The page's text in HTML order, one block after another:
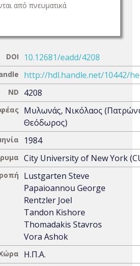
από πνευματικά
DOI 10.12681/eadd/4208
http://hdl.handle.net/10442/
ND 4208
Μυλωνάς, Νικόλαος
Θεόδωρος)
1984
City University of New York
Lustgarten Steve
Papaioannou George
Rentzler Joel
Tandon Kishore
Thomadakis Stavros
Vora Ashok
Η.Π.Α.